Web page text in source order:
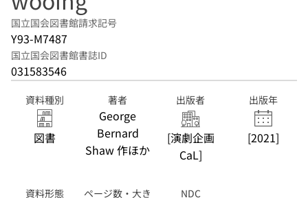
国立国会図書館請求記号
Y93-M7487
国立国会図書館書誌ID
031583546
資料種別
図書
著者
George
Bernard
Shaw 作ほか
出版者
[演劇企画
CaL]
出版年
[2021]
資料形態
ページ数・大き
NDC